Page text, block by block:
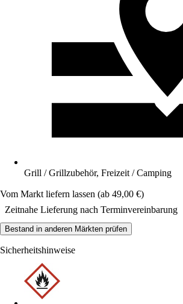
Grill / Grillzubehör, Freizeit / Camping
Vom Markt liefern lassen (ab 49,00 €)
Zeitnahe Lieferung nach Terminvereinbarung
Bestand in anderen Märkten prüfen
Sicherheitshinweise